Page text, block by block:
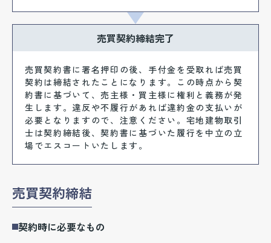
売買契約締結完了
売買契約書に署名押印の後、手付金を受取れば売買
契約は締結されたことになります。この時点から契
約書に基づいて、売主様・買主様に権利と義務が発
生します。違反や不履行があれば違約金の支払いが
必要となりますので、注意ください。宅地建物取引
士は契約締結後、契約書に基づいた履行を中立の立
場でエスコートいたします。
売買契約締結
契約時に必要なもの